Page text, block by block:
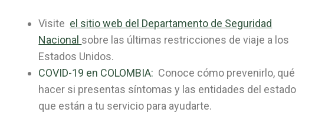
Visite el sitio web del Departamento de Seguridad
Nacional sobre las últimas restricciones de viaje a los
Estados Unidos.
COVID-19 en COLOMBIA: Conoce cómo prevenirlo, qué
hacer si presentas síntomas y las entidades del estado
que están a tu servicio para ayudarte.